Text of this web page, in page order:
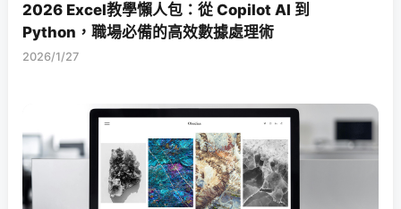
2026 Excel教學懶人包：從 Copilot AI 到
Python，職場必備的高效數據處理術
2026/1/27